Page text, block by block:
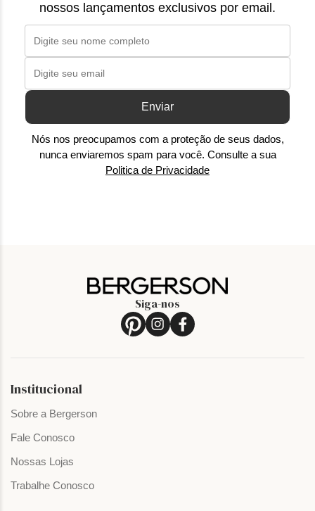
nossos lançamentos exclusivos por email.
Enviar
Nós nos preocupamos com a proteção de seus dados,
nunca enviaremos spam para você. Consulte a sua
Politica de Privacidade
Siga-nos
Institucional
Sobre a Bergerson
Fale Conosco
Nossas Lojas
Trabalhe Conosco